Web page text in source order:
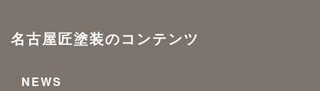
名古屋匠塗装のコンテンツ
NEWS